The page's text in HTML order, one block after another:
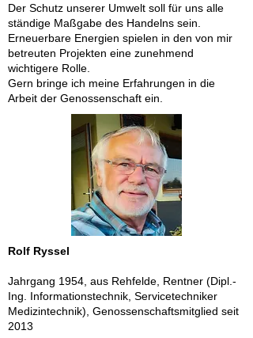
Der Schutz unserer Umwelt soll für uns alle
ständige Maßgabe des Handelns sein.
Erneuerbare Energien spielen in den von mir
betreuten Projekten eine zunehmend
wichtigere Rolle.
Gern bringe ich meine Erfahrungen in die
Arbeit der Genossenschaft ein.
Rolf Ryssel
Jahrgang 1954, aus Rehfelde, Rentner (Dipl.-
Ing. Informationstechnik, Servicetechniker
Medizintechnik), Genossenschaftsmitglied seit
2013